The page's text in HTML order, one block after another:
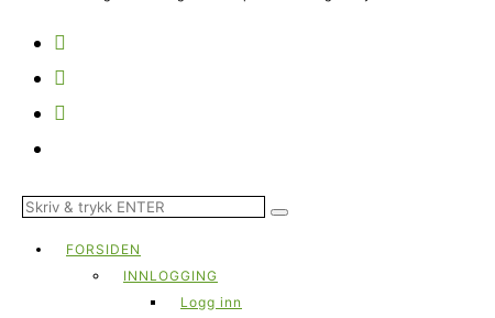
FORSIDEN
INNLOGGING
Logg inn